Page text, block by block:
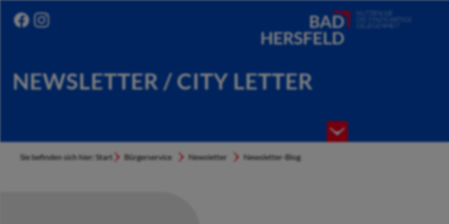
NEWSLETTER / CITY LETTER
Sie befinden sich hier: Start Bürgerservice Newsletter Newsletter-Blog